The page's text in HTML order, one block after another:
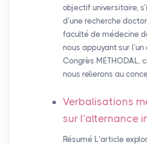
objectif universitaire,
d’une recherche
faculté de médecine
nous appuyant sur
Congrès METHODAL,
nous relierons au
Verbalisations
sur l’alternance
Résumé L’article